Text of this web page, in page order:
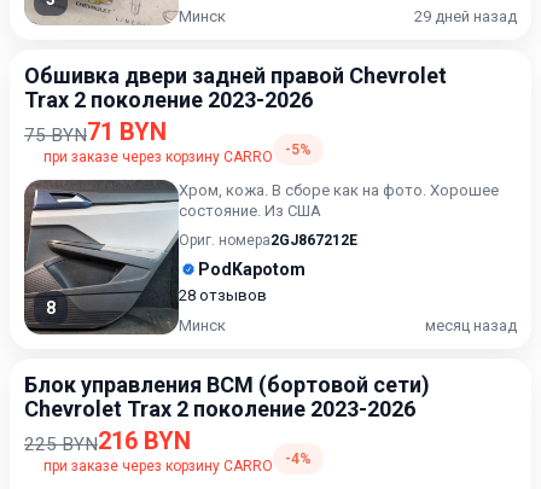
Минск 29 дней назад
Обшивка двери задней правой Chevrolet
Trax 2 поколение 2023-2026
75 BYN71 BYN
при заказе через корзину CARRO -5%
8
Хром, кожа. В сборе как на фото. Хорошее
состояние. Из США
Ориг. номера2GJ867212E
PodKapotom
28 отзывов
Минск
месяц назад
Блок управления BCM (бортовой сети)
Chevrolet Trax 2 поколение 2023-2026
225 BYN216 BYN
при заказе через корзину CARRO -4%